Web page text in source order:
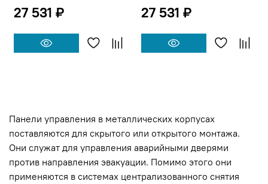
27 531 ₽ 27 531 ₽
Панели управления в металлических корпусах
поставляются для скрытого или открытого монтажа.
Они служат для управления аварийными дверями
против направления эвакуации. Помимо этого они
применяются в системах централизованного снятия